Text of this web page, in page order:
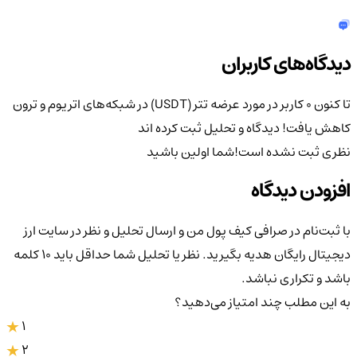
دیدگاه‌های کاربران
تا کنون 0 کاربر در مورد
عرضه تتر (USDT) در شبکه‌های اتریوم و ترون
کاهش یافت!دیدگاه و تحلیل ثبت کرده اند
نظری ثبت نشده است!شما اولین باشید
افزودن دیدگاه
با ثبت‌نام در صرافی کیف پول من و ارسال تحلیل و نظر در سایت ارز
دیجیتال رایگان هدیه بگیرید. نظر یا تحلیل شما حداقل باید ۱۰ کلمه
باشد و تکراری نباشد.
به این مطلب چند امتیاز می‌دهید؟